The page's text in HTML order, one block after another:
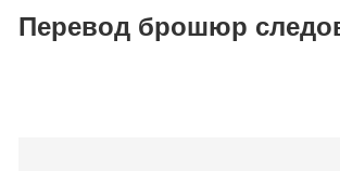
жизни Перевод брошюр следователя
Перевод брошюр